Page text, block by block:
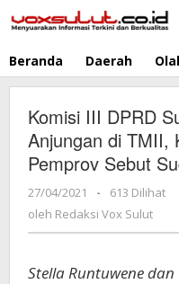
ke
Beranda Daerah
Komisi III DPRD
Anjungan di TMII,
Pemprov Sebut
27/04/2021
oleh
Redaksi
-
613 Dilihat
oleh Redaksi Vox Sulut
Stella Runtuwene